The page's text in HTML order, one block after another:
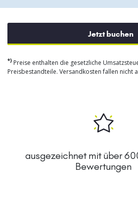
Jetzt buchen
*) Preise enthalten die gesetzliche
Preisbestandteile. Versandkosten fallen nicht
ausgezeichnet mit über
Bewertungen